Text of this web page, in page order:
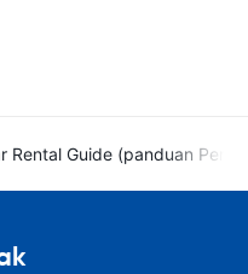
Rental Guide (panduan